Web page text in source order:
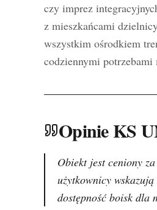
czy imprez
z mieszkańcami
wszystkim ośrodkiem
codziennymi
Opinie KS
Obiekt jest ceniony
użytkownicy
dostępność boisk dla